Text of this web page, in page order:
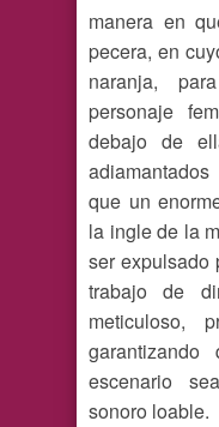
manera en
pecera, en
naranja,
personaje
debajo de
que un
la ingle de la
ser expulsado
trabajo de
meticuloso,
escenario
sonoro loable.